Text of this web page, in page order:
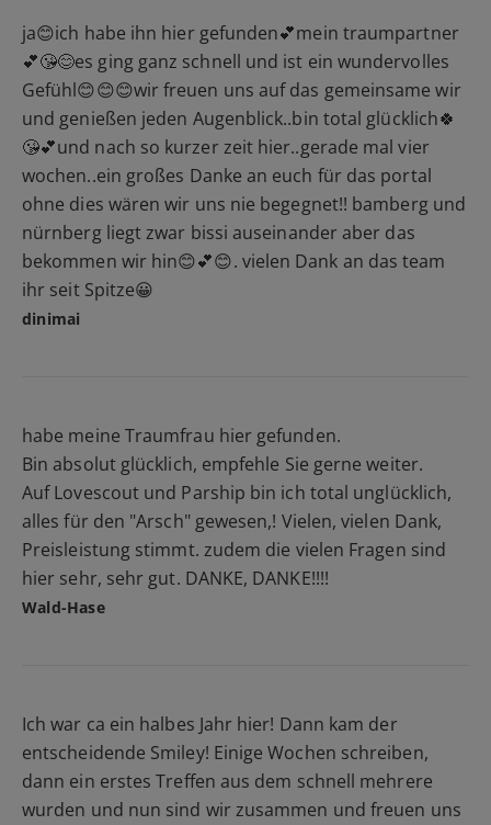
ja😊ich habe ihn hier gefunden💕mein traumpartner
💕😘😊es ging ganz schnell und ist ein wundervolles
Gefühl😊😊😊wir freuen uns auf das gemeinsame wir
und genießen jeden Augenblick..bin total glücklich🍀
😘💕und nach so kurzer zeit hier..gerade mal vier
wochen..ein großes Danke an euch für das portal
ohne dies wären wir uns nie begegnet!! bamberg und
nürnberg liegt zwar bissi auseinander aber das
bekommen wir hin😊💕😊. vielen Dank an das team
ihr seit Spitze😀
dinimai
habe meine Traumfrau hier gefunden.
Bin absolut glücklich, empfehle Sie gerne weiter.
Auf Lovescout und Parship bin ich total unglücklich,
alles für den "Arsch" gewesen,! Vielen, vielen Dank,
Preisleistung stimmt. zudem die vielen Fragen sind
hier sehr, sehr gut. DANKE, DANKE!!!!
Wald-Hase
Ich war ca ein halbes Jahr hier! Dann kam der
entscheidende Smiley! Einige Wochen schreiben,
dann ein erstes Treffen aus dem schnell mehrere
wurden und nun sind wir zusammen und freuen uns